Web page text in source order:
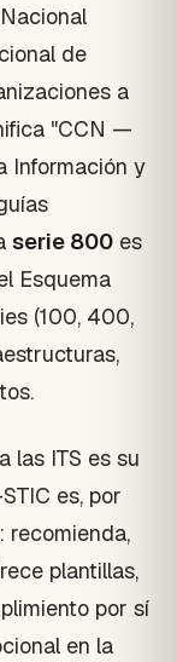
de
a
"CCN —
Información y
serie 800 es
Esquema
(100, 400,
las ITS es su
es, por
: recomienda,
plantillas,
por sí
en la